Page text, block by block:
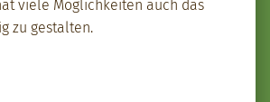
viele Möglichkeit­en auch das
zu gestal­ten.